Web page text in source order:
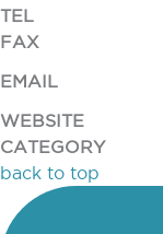
TEL
FAX
EMAIL
WEBSITE
CATEGORY
back to top